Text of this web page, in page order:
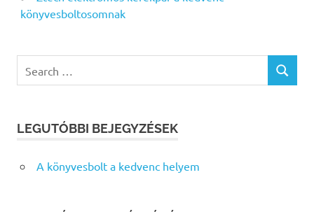
könyvesboltosomnak
for:
SEARCH
LEGUTÓBBI BEJEGYZÉSEK
A könyvesbolt a kedvenc helyem